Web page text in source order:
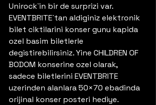
Unirock`in bir de surprizi var.
EVENTBRITE`tan aldiginiz elektronik
bilet ciktilarini konser gunu kapida
ozel basim biletlerle
degistirebilirsiniz. Yine CHILDREN OF
BODOM konserine ozel olarak,
sadece biletlerini EVENTBRITE
uzerinden alanlara 50×70 ebadinda
orijinal konser posteri hediye.